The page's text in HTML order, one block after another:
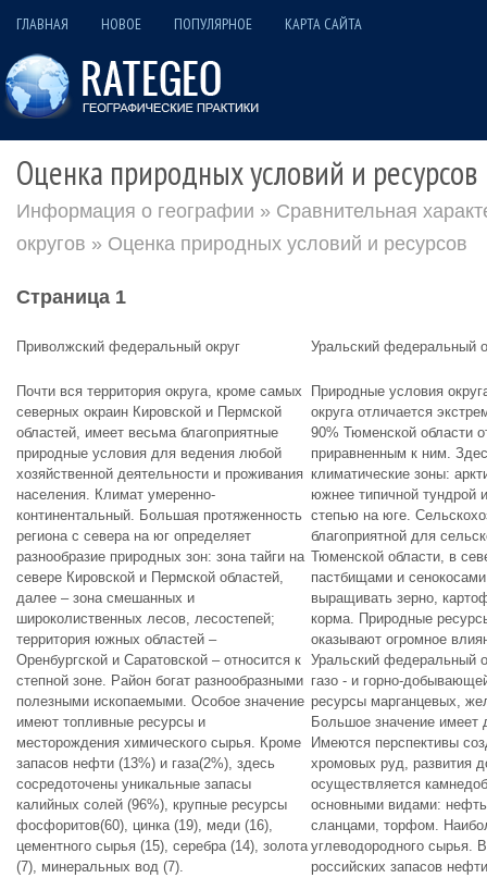
ГЛАВНАЯ НОВОЕ ПОПУЛЯРНОЕ КАРТА САЙТА
Оценка природных условий и ресурсов
Информация о географии » Сравнительная
округов » Оценка природных условий и ресурсов
Страница 1
Приволжский федеральный округ Уральский федеральный
Почти вся территория округа, кроме самых
северных окраин Кировской и Пермской
областей, имеет весьма благоприятные
природные условия для ведения любой
хозяйственной деятельности и проживания
населения. Климат умеренно-
континентальный. Большая протяженность
региона с севера на юг определяет
разнообразие природных зон: зона тайги на
севере Кировской и Пермской областей,
далее – зона смешанных и
широколиственных лесов, лесостепей;
территория южных областей –
Оренбургской и Саратовской – относится к
степной зоне. Район богат разнообразными
полезными ископаемыми. Особое значение
имеют топливные ресурсы и
месторождения химического сырья. Кроме
запасов нефти (13%) и газа(2%), здесь
сосредоточены уникальные запасы
калийных солей (96%), крупные ресурсы
фосфоритов(60), цинка (19), меди (16),
цементного сырья (15), серебра (14), золота
(7), минеральных вод (7).
Природные условия
округа отличается
90% Тюменской области
приравненным к ним.
климатические зоны:
южнее типичной тундрой
степью на юге.
благоприятной для
Тюменской области, в
пастбищами и
выращивать зерно,
корма. Природные
оказывают огромное
Уральский федеральный
газо - и горно-
ресурсы марганцевых,
Большое значение имеет
Имеются перспективы
хромовых руд, развития
осуществляется
основными видами:
сланцами, торфом.
углеводородного сырья.
российских запасов